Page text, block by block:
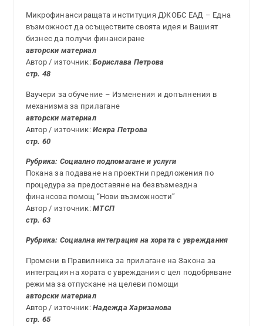
Микрофинансиращата институция ДЖОБС ЕАД – Една
възможност да осъществите своята идея и Вашият
бизнес да получи финансиране
авторски материал
Автор / източник:Борислава Петрова
стр. 48
Ваучери за обучение – Изменения и допълнения в
механизма за прилагане
авторски материал
Автор / източник:Искра Петрова
стр. 60
Рубрика: Социалноподпомагане и услуги
Покана за подаване на проектни предложения по
процедура за предоставяне на безвъзмездна
финансова помощ “Нови възможности”
Автор / източник:МТСП
стр. 63
Рубрика: Социална интеграция на хората с увреждания
Промени в Правилника за прилагане на Закона за
интеграция на хората с увреждания с цел подобряване
режима за отпускане на целеви помощи
авторски материал
Автор / източник:Надежда Харизанова
стр. 65